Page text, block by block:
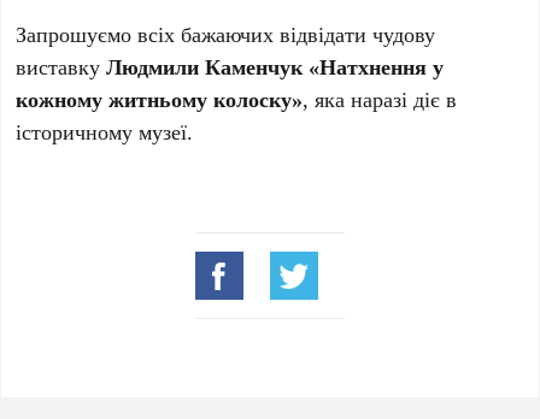
Запрошуємо всіх бажаючих відвідати чудову
виставкуЛюдмили Каменчук «Натхнення у
кожному житньому колоску», яка наразі діє в
історичному музеї.